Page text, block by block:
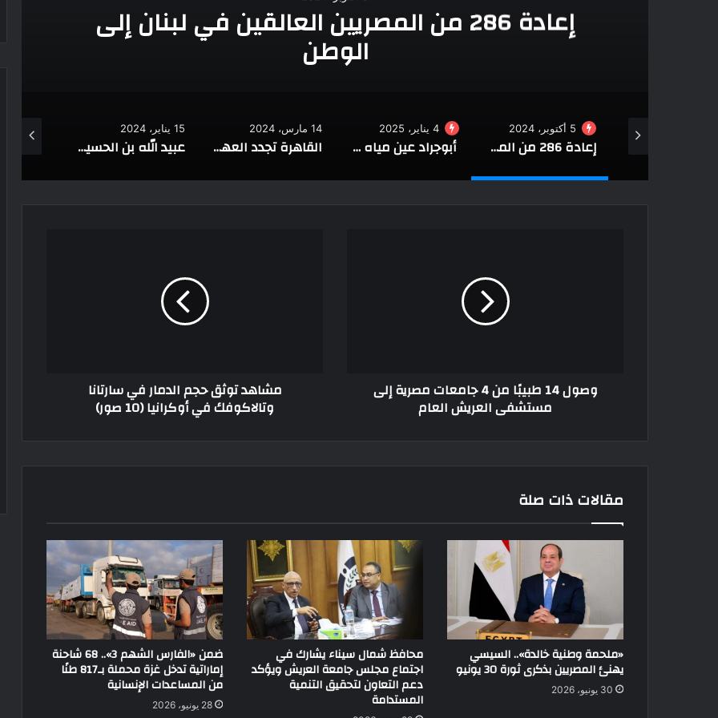
إعادة 286 من المصريين العالقين في لبنان إلى
الوطن
5 أكتوبر، 2024
إعادة 286 من المصريين العالقين في لبنان إلى الوطن
4 يناير، 2025
أبوجراد عين مياه طبيعية في وادي الراحة
14 مارس، 2024
القاهرة تجدد العهد: دعم لا يكل لفلسطين ورؤية ثابتة نحو حل الدولتين
15 يناير، 2024
عبيد الله بن الحسين المهدي: مؤسس الفاطميين وروح التجديد في العالم الإسلامي
وصول 14 طبيبًا من 4 جامعات مصرية إلى
مستشفى العريش العام
مشاهد توثق حجم الدمار في سارتانا
وتالاكوفك في أوكرانيا (10 صور)
مقالات ذات صلة
«ملحمة وطنية خالدة».. السيسي
يهنئ المصريين بذكرى ثورة 30 يونيو
30 يونيو، 2026
محافظ شمال سيناء يشارك في
اجتماع مجلس جامعة العريش ويؤكد
دعم التعاون لتحقيق التنمية
المستدامة
ضمن «الفارس الشهم 3».. 68 شاحنة
إماراتية تدخل غزة محملة بـ817 طنًا
من المساعدات الإنسانية
28 يونيو، 2026